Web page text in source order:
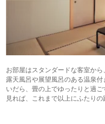
お部屋はスタンダードな客室から
露天風呂や展望風呂のある温泉
いだら、畳の上でゆったりと過
見れば、これまで以上にふたりの